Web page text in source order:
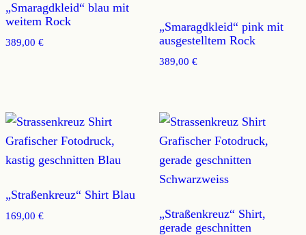
„Smaragdkleid“ blau mit
weitem Rock
389,00 €
„Smaragdkleid“ pink mit
ausgestelltem Rock
389,00 €
„Straßenkreuz“ Shirt Blau
169,00 €
„Straßenkreuz“ Shirt,
gerade geschnitten